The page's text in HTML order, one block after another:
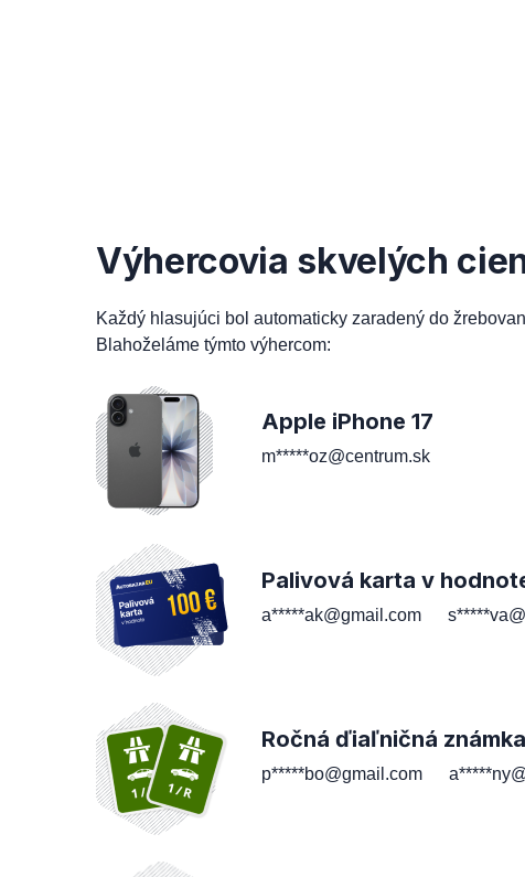
Výhercovia skvelých
Každý hlasujúci bol automaticky zaradený do
Blahoželáme týmto výhercom:
Apple iPhone 17
m*****oz@centrum.sk
Palivová karta v
a*****ak@gmail.com
Ročná ďiaľničná známka
p*****bo@gmail.com